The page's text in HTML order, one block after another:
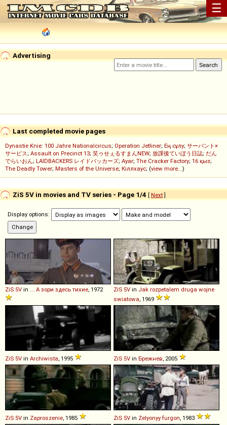
☰
Advertising
Last completed movie pages
Dynastie Knie: 100 Jahre Nationalcircus; Operation Jetliner; Ең сұлу; サーバント×
サービス; Assault on Precinct 13; 笑ゥせぇるすまんNEW; 放課後ていぼう日誌; だん
でらいおん; LAIDBACKERS レイドバッカーズ; Ayar; The Cracker Factory; 16 қыз;
The Deadly Tower; Masters of the Universe; Кіллхаус; (view more...)
ZiS 5V in movies and TV series - Page 1/4 [ Next]
Display options:
ZiS 5V in ... А зори здесь тихие , 1972 ZiS 5V in Jak rozpetalem druga wojne
swiatowa , 1969
ZiS 5V in Archiwista , 1995 ZiS 5V in Брежнев , 2005
ZiS 5V in Zaproszenie , 1985 ZiS 5V in Zelyonyy furgon , 1983